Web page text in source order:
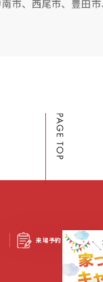
市、西尾市、豊田
来場予約